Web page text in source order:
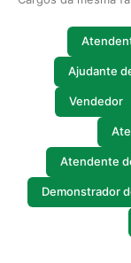
Ajudante
Vendedor
Atendente
Demonstrador